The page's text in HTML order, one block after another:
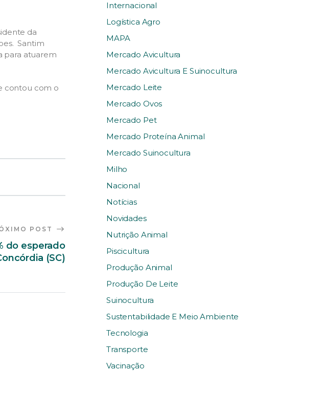
da
Santim
para atuarem
contou com o
POST
do esperado
(SC)
Internacional
Logística Agro
MAPA
Mercado Avicultura
Mercado Avicultura E Suinocultura
Mercado Leite
Mercado Ovos
Mercado Pet
Mercado Proteína Animal
Mercado Suinocultura
Milho
Nacional
Notícias
Novidades
Nutrição Animal
Piscicultura
Produção Animal
Produção De Leite
Suinocultura
Sustentabilidade E Meio Ambiente
Tecnologia
Transporte
Vacinação